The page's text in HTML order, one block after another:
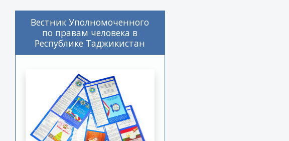
Вестник Уполномоченного
по правам человека в
Республике Таджикистан